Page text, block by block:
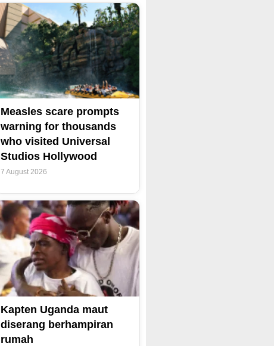
Measles scare prompts
warning for thousands
who visited Universal
Studios Hollywood
7 August 2026
Kapten Uganda maut
diserang berhampiran
rumah